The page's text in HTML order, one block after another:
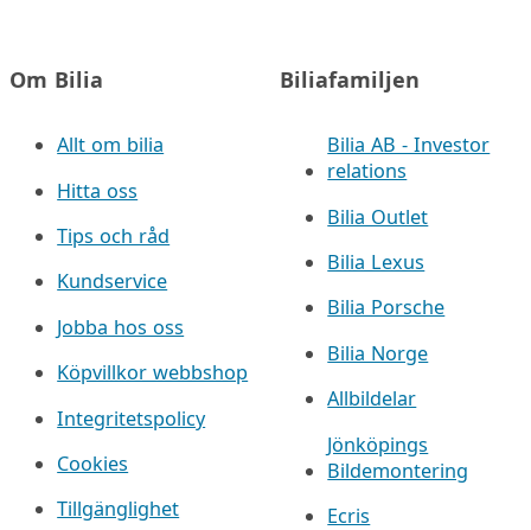
Om Bilia
Allt om bilia
Hitta oss
Tips och råd
Kundservice
Jobba hos oss
Köpvillkor webbshop
Integritetspolicy
Cookies
Tillgänglighet
Biliafamiljen
Bilia AB - Investor
relations
Bilia Outlet
Bilia Lexus
Bilia Porsche
Bilia Norge
Allbildelar
Jönköpings
Bildemontering
Ecris